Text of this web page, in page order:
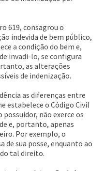
619, consagrou o
indevida de bem público,
a condição do bem e,
invadi-lo, se configura
as alterações
de indenização.
as diferenças entre
estabelece o Código Civil
não exerce os
e, portanto, apenas
Por exemplo, o
de sua posse, enquanto ao
tal direito.